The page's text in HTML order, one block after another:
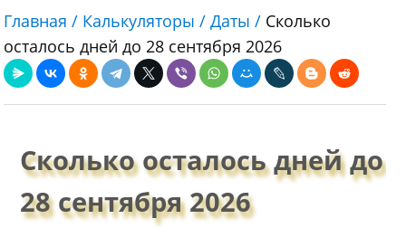
Главная / Калькуляторы /Даты / Сколько
осталось дней до 28 сентября 2026
Сколько осталось дней до
28 сентября 2026